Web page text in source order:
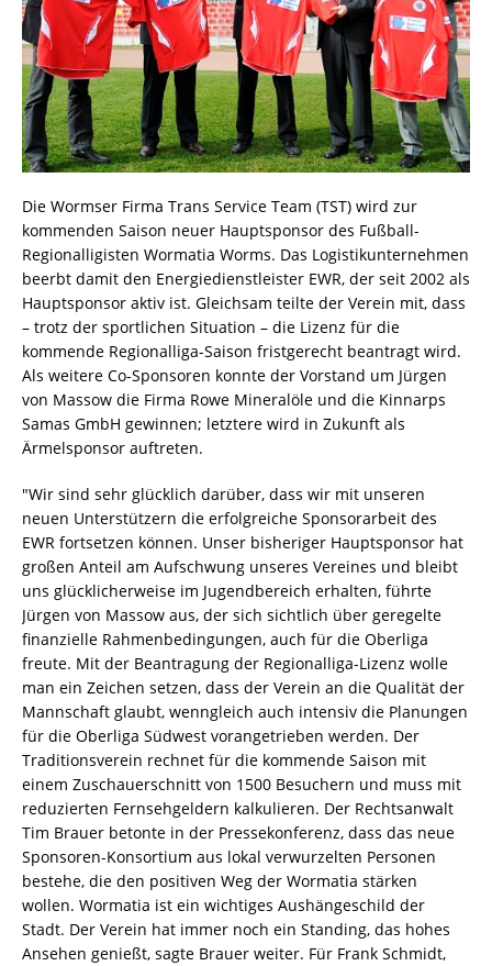
Die Wormser Firma Trans Service Team (TST) wird zur
kommenden Saison neuer Hauptsponsor des Fußball-
Regionalligisten Wormatia Worms. Das Logistikunternehmen
beerbt damit den Energiedienstleister EWR, der seit 2002 als
Hauptsponsor aktiv ist. Gleichsam teilte der Verein mit, dass
– trotz der sportlichen Situation – die Lizenz für die
kommende Regionalliga-Saison fristgerecht beantragt wird.
Als weitere Co-Sponsoren konnte der Vorstand um Jürgen
von Massow die Firma Rowe Mineralöle und die Kinnarps
Samas GmbH gewinnen; letztere wird in Zukunft als
Ärmelsponsor auftreten.
"Wir sind sehr glücklich darüber, dass wir mit unseren
neuen Unterstützern die erfolgreiche Sponsorarbeit des
EWR fortsetzen können. Unser bisheriger Hauptsponsor hat
großen Anteil am Aufschwung unseres Vereines und bleibt
uns glücklicherweise im Jugendbereich erhalten, führte
Jürgen von Massow aus, der sich sichtlich über geregelte
finanzielle Rahmenbedingungen, auch für die Oberliga
freute. Mit der Beantragung der Regionalliga-Lizenz wolle
man ein Zeichen setzen, dass der Verein an die Qualität der
Mannschaft glaubt, wenngleich auch intensiv die Planungen
für die Oberliga Südwest vorangetrieben werden. Der
Traditionsverein rechnet für die kommende Saison mit
einem Zuschauerschnitt von 1500 Besuchern und muss mit
reduzierten Fernsehgeldern kalkulieren. Der Rechtsanwalt
Tim Brauer betonte in der Pressekonferenz, dass das neue
Sponsoren-Konsortium aus lokal verwurzelten Personen
bestehe, die den positiven Weg der Wormatia stärken
wollen. Wormatia ist ein wichtiges Aushängeschild der
Stadt. Der Verein hat immer noch ein Standing, das hohes
Ansehen genießt, sagte Brauer weiter. Für Frank Schmidt,